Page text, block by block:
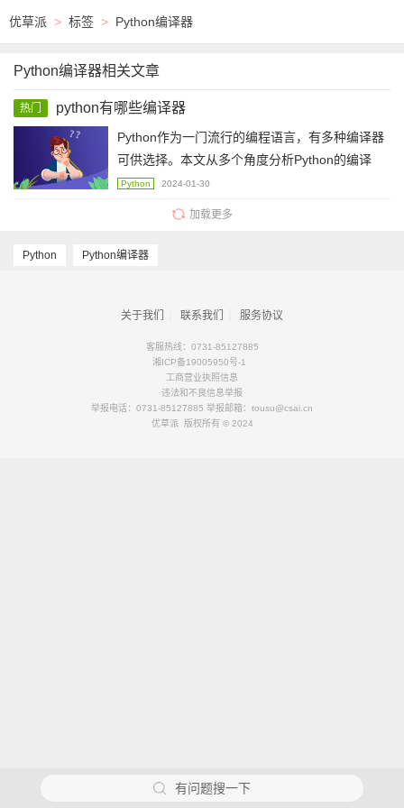
优草派 > 标签 > Python编译器
Python编译器相关文章
热门 python有哪些编译器
Python作为一门流行的编程语言，有多种编译器
可供选择。本文从多个角度分析Python的编译
器，并列出各自的优缺点。
Python 2024-01-30
加载更多
Python Python编译器
关于我们 联系我们 服务协议
客服热线：0731-85127885
湘ICP备19005950号-1
工商营业执照信息
违法和不良信息举报
举报电话：0731-85127885 举报邮箱：tousu@csai.cn
优草派 版权所有 © 2024
有问题搜一下